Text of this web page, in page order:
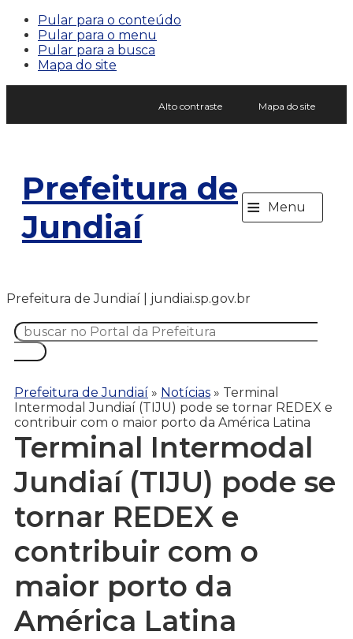
Pular para o conteúdo
Pular para o menu
Pular para a busca
Mapa do site
Alto contraste Mapa do site
Prefeitura de
Jundiaí
≡ Menu
Prefeitura de Jundiaí | jundiai.sp.gov.br
Prefeitura de Jundiaí » Notícias » Terminal
Intermodal Jundiaí (TIJU) pode se tornar REDEX e
contribuir com o maior porto da América Latina
Terminal Intermodal
Jundiaí (TIJU) pode se
tornar REDEX e
contribuir com o
maior porto da
América Latina